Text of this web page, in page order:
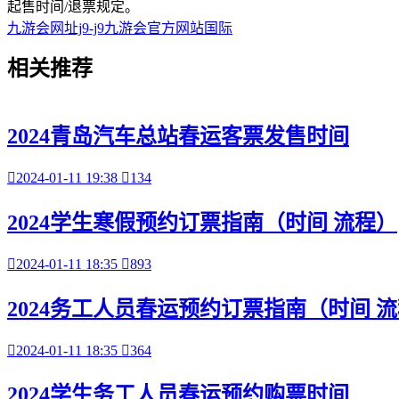
起售时间/退票规定。
九游会网址j9-j9九游会官方网站国际
相关推荐
2024青岛汽车总站春运客票发售时间
2024-01-11 19:38 134
2024学生寒假预约订票指南（时间 流程）
2024-01-11 18:35 893
2024务工人员春运预约订票指南（时间
2024-01-11 18:35 364